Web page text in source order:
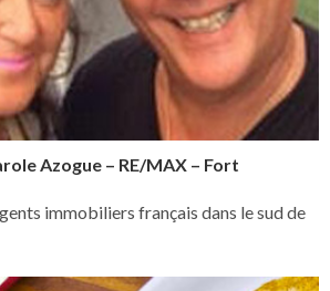
Azogue – RE/MAX – Fort
immobiliers français dans le sud de